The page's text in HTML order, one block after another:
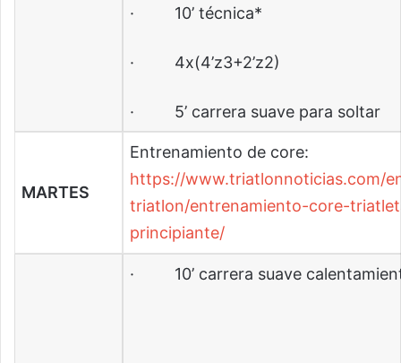
· 10’ técnica*
· 4x(4’z3+2’z2)
· 5’ carrera suave para soltar
MARTES
Entrenamiento de core:
https://www.triatlonnoticias.com/
triatlon/entrenamiento-core-
principiante/
· 10’ carrera suave